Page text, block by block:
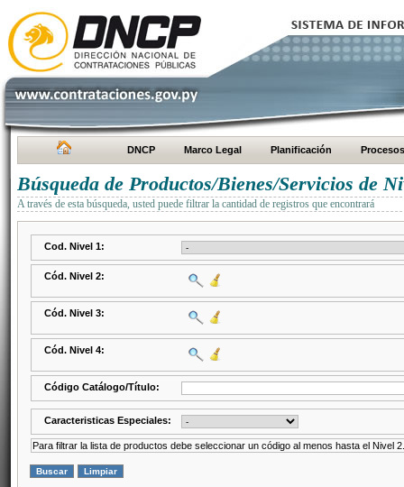
DNCP Marco Legal Planificación Procesos
Búsqueda de Productos/Bienes/Servicios de
A través de esta búsqueda, usted puede filtrar la cantidad de registros que encontrará
Cod. Nivel 1:
Cód. Nivel 2:
Cód. Nivel 3:
Cód. Nivel 4:
Código Catálogo/Título:
Caracteristicas Especiales:
Para filtrar la lista de productos debe seleccionar un código al menos hasta el Nivel 2.